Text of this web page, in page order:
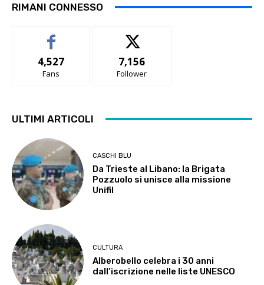
RIMANI CONNESSO
4,527
Fans
7,156
Follower
ULTIMI ARTICOLI
CASCHI BLU
Da Trieste al Libano: la Brigata
Pozzuolo si unisce alla missione
Unifil
CULTURA
Alberobello celebra i 30 anni
dall’iscrizione nelle liste UNESCO